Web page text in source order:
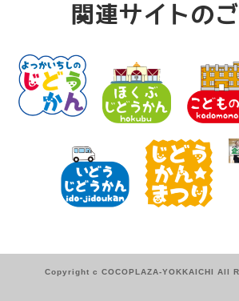
関連サイトの
Copyright c COCOPLAZA-YOKKAICHI All